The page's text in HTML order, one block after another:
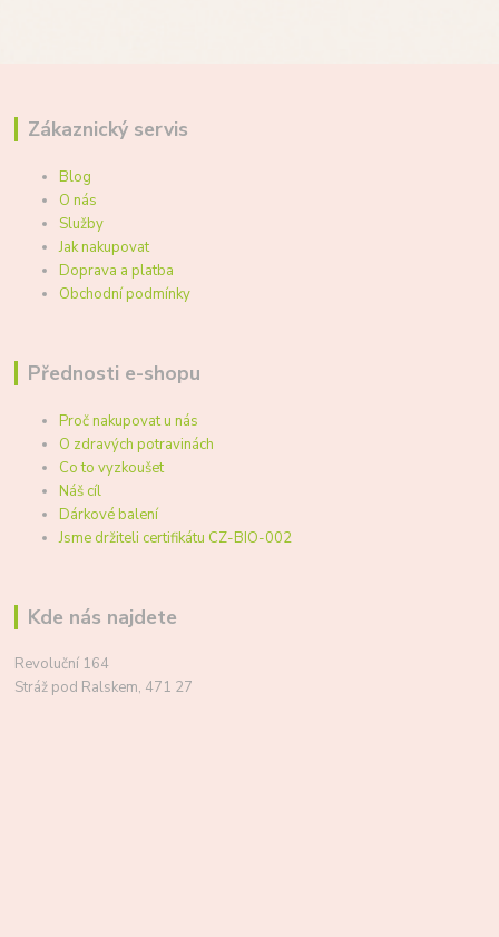
Zákaznický servis
Blog
O nás
Služby
Jak nakupovat
Doprava a platba
Obchodní podmínky
Přednosti e-shopu
Proč nakupovat u nás
O zdravých potravinách
Co to vyzkoušet
Náš cíl
Dárkové balení
Jsme držiteli certifikátu CZ-BIO-002
Kde nás najdete
Revoluční 164
Stráž pod Ralskem, 471 27